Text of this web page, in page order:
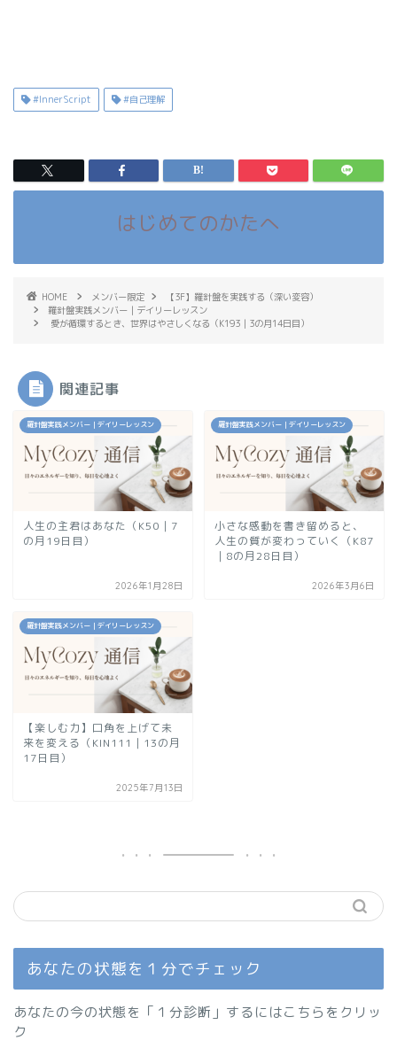
#InnerScript #自己理解
はじめてのかたへ
HOME メンバー限定
【3F】羅針盤を実践する（深い変容）
羅針盤実践メンバー｜デイリーレッスン
愛が循環するとき、世界はやさしくなる（K193｜3の月14日目）
関連記事
羅針盤実践メンバー｜デイリーレッスン
人生の主君はあなた（K50｜7
の月19日目）
2026年1月28日
羅針盤実践メンバー｜デイリーレッスン
小さな感動を書き留めると、
人生の質が変わっていく（K87
｜8の月28日目）
2026年3月6日
羅針盤実践メンバー｜デイリーレッスン
【楽しむ力】口角を上げて未
来を変える（KIN111｜13の月
17日目）
2025年7月13日
あなたの状態を１分でチェック
あなたの今の状態を「１分診断」するにはこちらをクリッ
ク